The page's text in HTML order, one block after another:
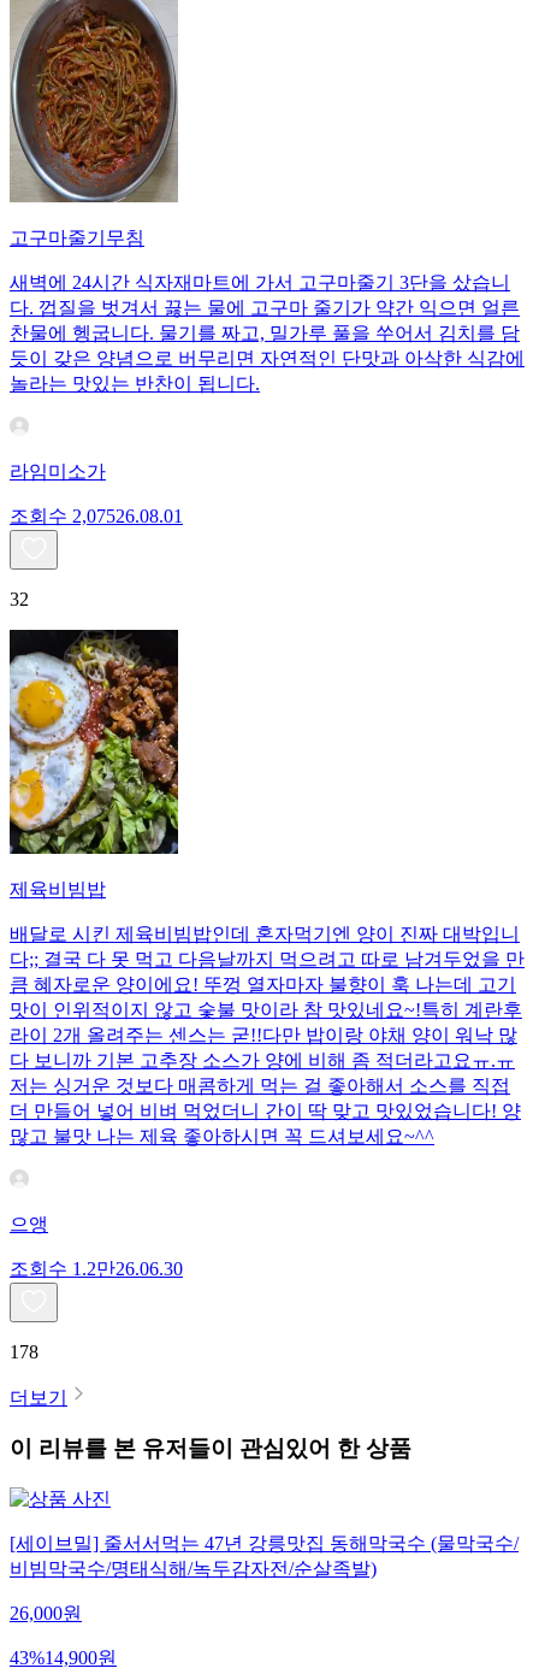
고구마줄기무침
새벽에 24시간 식자재마트에 가서 고구마줄기 3단을 샀습니
다. 껍질을 벗겨서 끓는 물에 고구마 줄기가 약간 익으면 얼른
찬물에 헹굽니다. 물기를 짜고, 밀가루 풀을 쑤어서 김치를 담
듯이 갖은 양념으로 버무리면 자연적인 단맛과 아삭한 식감에
놀라는 맛있는 반찬이 됩니다.
라임미소가
조회수 2,07526.08.01
32
제육비빔밥
배달로 시킨 제육비빔밥인데 혼자먹기엔 양이 진짜 대박입니
다;; 결국 다 못 먹고 다음날까지 먹으려고 따로 남겨두었을 만
큼 혜자로운 양이에요! 뚜껑 열자마자 불향이 훅 나는데 고기
맛이 인위적이지 않고 숯불 맛이라 참 맛있네요~!특히 계란후
라이 2개 올려주는 센스는 굳!! ​다만 밥이랑 야채 양이 워낙 많
다 보니까 기본 고추장 소스가 양에 비해 좀 적더라고요ㅠ.ㅠ
저는 싱거운 것보다 매콤하게 먹는 걸 좋아해서 소스를 직접
더 만들어 넣어 비벼 먹었더니 간이 딱 맞고 맛있었습니다! 양
많고 불맛 나는 제육 좋아하시면 꼭 드셔보세요~^^
으앵
조회수 1.2만26.06.30
178
더보기
이 리뷰를 본 유저들이 관심있어 한 상품
[세이브밀] 줄서서먹는 47년 강릉맛집 동해막국수 (물막국수/
비빔막국수/명태식해/녹두감자전/순살족발)
26,000원
43%14,900원